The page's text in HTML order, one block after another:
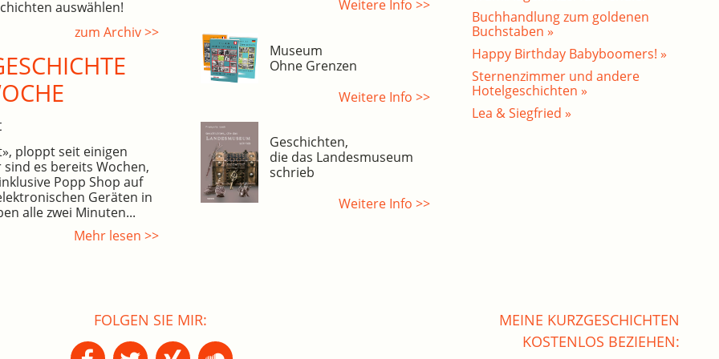
auswählen!
zum Archiv >>
ploppt seit einigen
sind es bereits Wochen,
Popp Shop auf
Geräten in
alle zwei Minuten...
Mehr lesen >>
Weitere Info >>
Museum
Ohne Grenzen
Weitere Info >>
Geschichten,
die das Landesmuseum
schrieb
Weitere Info >>
Buchhandlung zum goldenen
Buchstaben »
Happy Birthday Babyboomers! »
Sternenzimmer und andere
Hotelgeschichten »
Lea & Siegfried »
FOLGEN SIE MIR:
MEINE KURZGESCHICHTEN
KOSTENLOS BEZIEHEN: